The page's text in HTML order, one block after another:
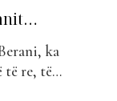
ka
të re, të